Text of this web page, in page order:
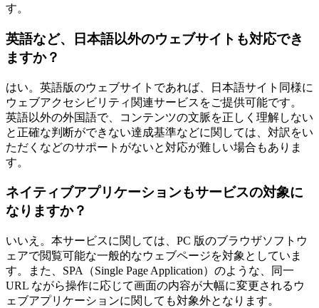
す。
英語など、日本語以外のウェブサイトも対応でき
ますか？
はい。英語版のウェブサイトであれば、日本語サイト同様に
ウェブアクセシビリティ関連サービスをご提供可能です。
英語以外の外国語で、コンテンツの文脈を正しく理解しない
と正確な判断ができない達成基準などに関しては、対訳をい
ただくなどのサポートがないと対応が難しい場合もありま
す。
ネイティブアプリケーションもサービスの対象に
なりますか？
いいえ。本サービスに関しては、PC 版のブラウザソフトウ
ェアで閲覧可能な一般的なウェブページを対象としていま
す。また、SPA（Single Page Application）のような、同一
URL ながら操作に応じて画面の内容が大幅に変更されるウ
ェブアプリケーションに関しても対象外となります。